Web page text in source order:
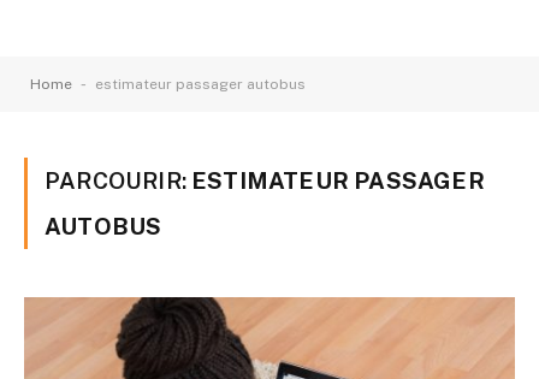
Home - estimateur passager autobus
PARCOURIR: ESTIMATEUR PASSAGER
AUTOBUS